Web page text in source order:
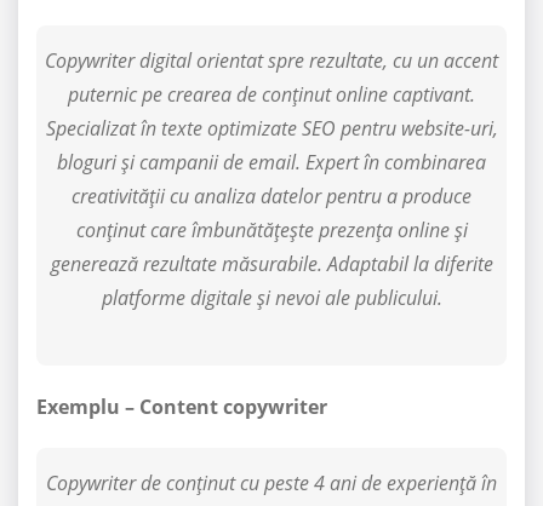
Copywriter digital orientat spre rezultate, cu un accent
puternic pe crearea de conținut online captivant.
Specializat în texte optimizate SEO pentru website-uri,
bloguri și campanii de email. Expert în combinarea
creativității cu analiza datelor pentru a produce
conținut care îmbunătățește prezența online și
generează rezultate măsurabile. Adaptabil la diferite
platforme digitale și nevoi ale publicului.
Exemplu – Content copywriter
Copywriter de conținut cu peste 4 ani de experiență în